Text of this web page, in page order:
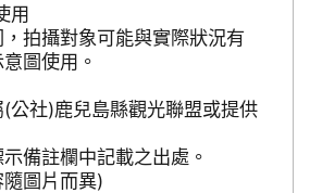
用
拍攝對象可能與實際狀況有
圖使用。
公社)鹿兒島縣觀光聯盟或提供
備註欄中記載之出處。
圖片而異)